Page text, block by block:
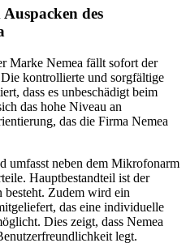
des
Marke Nemea fällt sofort der
kontrollierte und sorgfältige
dass es unbeschädigt beim
das hohe Niveau an
das die Firma Nemea
umfasst neben dem Mikrofonarm
Hauptbestandteil ist der
Zudem wird ein
das eine individuelle
Dies zeigt, dass Nemea
legt.